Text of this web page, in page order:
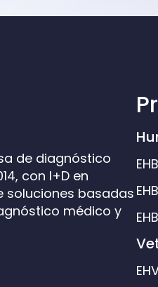
de diagnóstico
con I+D en
soluciones basadas
médico y